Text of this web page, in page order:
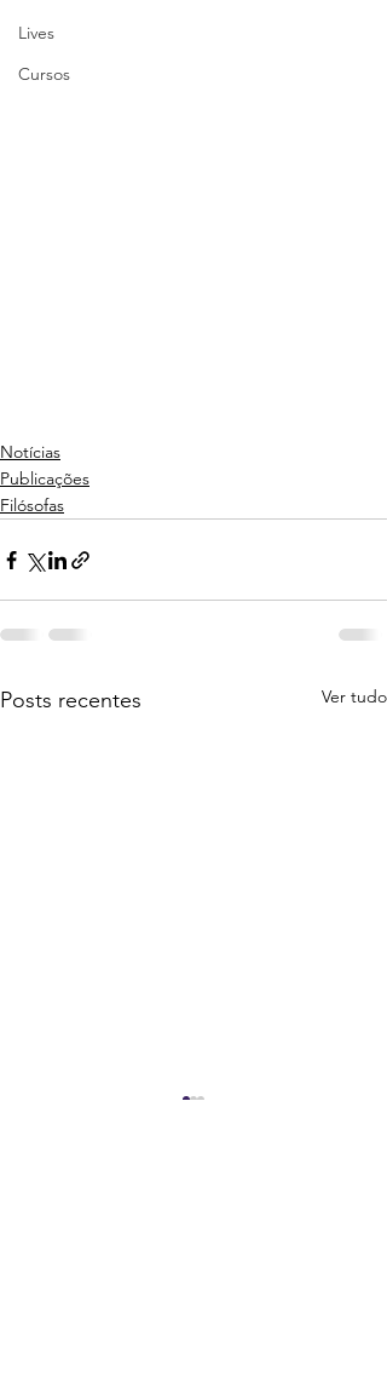
Lives
Cursos
Notícias
Publicações
Filósofas
Posts recentes Ver tudo